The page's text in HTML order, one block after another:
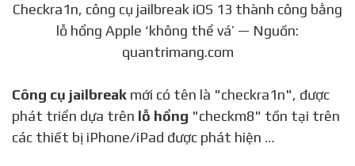
Checkra1n, công cụ jailbreak iOS 13 thành công bằng
lỗ hổng Apple ‘không thể vá’ — Nguồn:
quantrimang.com
Công cụ jailbreak mới có tên là "checkra1n", được
phát triển dựa trên lỗ hổng "checkm8" tồn tại trên
các thiết bị iPhone/iPad được phát hiện …